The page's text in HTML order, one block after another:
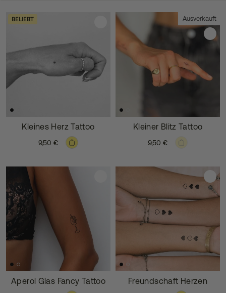
BELIEBT
Kleines Herz Tattoo
9,50 €
Ausverkauft
Kleiner Blitz Tattoo
9,50 €
Aperol Glas Fancy Tattoo Freundschaft Herzen